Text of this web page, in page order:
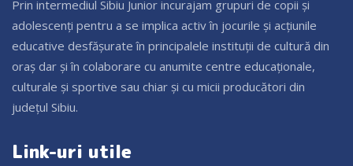
Prin intermediul Sibiu Junior incurajam grupuri de copii și
adolescenți pentru a se implica activ în jocurile și acțiunile
educative desfășurate în principalele instituții de cultură din
oraș dar și în colaborare cu anumite centre educaționale,
culturale și sportive sau chiar și cu micii producători din
județul Sibiu.
Link-uri utile